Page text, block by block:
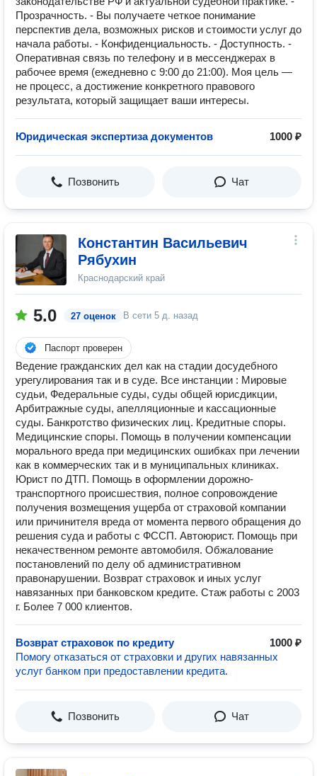
Прозрачность. - Вы получаете четкое понимание
перспектив дела, возможных рисков и стоимости услуг до
начала работы. - Конфиденциальность. - Доступность. -
Оперативная связь по телефону и в мессенджерах в
рабочее время (ежедневно с 9:00 до 21:00). Моя цель —
не процесс, а достижение конкретного правового
результата, который защищает ваши интересы.
Юридическая экспертиза документов 1000 ₽
Позвонить Чат
Константин Васильевич
Рябухин
Краснодарский край
5.0 27 оценок В сети 5 д. назад
Паспорт проверен
Ведение гражданских дел как на стадии досудебного
урегулирования так и в суде. Все инстанции : Мировые
судьи, Федеральные суды, суды общей юрисдикции,
Арбитражные суды, апелляционные и кассационные
суды. Банкротство физических лиц. Кредитные споры.
Медицинские споры. Помощь в получении компенсации
морального вреда при медицинских ошибках при лечении
как в коммерческих так и в муниципальных клиниках.
Юрист по ДТП. Помощь в оформлении дорожно-
транспортного происшествия, полное сопровождение
получения возмещения ущерба от страховой компании
или причинителя вреда от момента первого обращения до
решения суда и работы с ФССП. Автоюрист. Помощь при
некачественном ремонте автомобиля. Обжалование
постановлений по делу об административном
правонарушении. Возврат страховок и иных услуг
навязанных при банковском кредите. Стаж работы с 2003
г. Более 7 000 клиентов.
Возврат страховок по кредиту
1000 ₽
Помогу отказаться от страховки и других навязанных
услуг банком при предоставлении кредита.
Позвонить Чат